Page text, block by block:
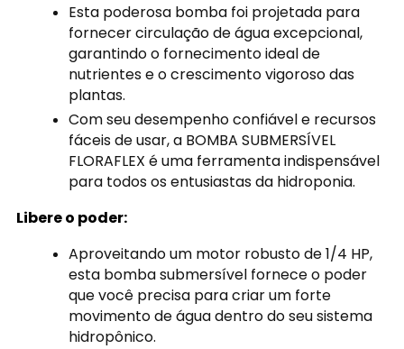
Esta poderosa bomba foi projetada para
fornecer circulação de água excepcional,
garantindo o fornecimento ideal de
nutrientes e o crescimento vigoroso das
plantas.
Com seu desempenho confiável e recursos
fáceis de usar, a BOMBA SUBMERSÍVEL
FLORAFLEX é uma ferramenta indispensável
para todos os entusiastas da hidroponia.
Libere o poder:
Aproveitando um motor robusto de 1/4 HP,
esta bomba submersível fornece o poder
que você precisa para criar um forte
movimento de água dentro do seu sistema
hidropônico.